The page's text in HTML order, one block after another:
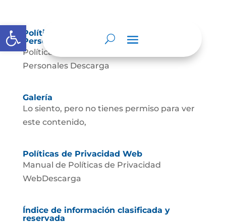
Abrir barra de herramientas
Política de Tratamiento de Datos
Personales.
Política de Tratamiento de Datos
Personales Descarga
Galería
Lo siento, pero no tienes permiso para ver
este contenido,
Políticas de Privacidad Web
Manual de Políticas de Privacidad
WebDescarga
Índice de información clasificada y
reservada